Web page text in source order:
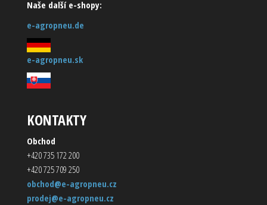
Naše další e-shopy:
e-agropneu.de
e-agropneu.sk
KONTAKTY
Obchod
+420 735 172 200
+420 725 709 250
obchod@e-agropneu.cz
prodej@e-agropneu.cz